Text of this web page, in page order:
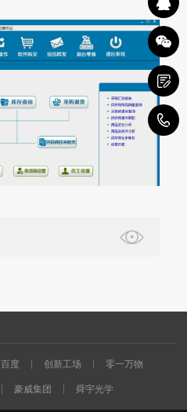
百度 创新工场
零一万物
豪威集团 舜宇光学